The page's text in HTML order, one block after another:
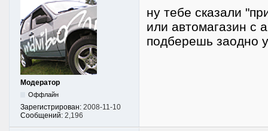
Модератор
Оффлайн
Зарегистрирован: 2008-11-10
Сообщений: 2,196
ну тебе сказали
или автомагазин с
подберешь заодно